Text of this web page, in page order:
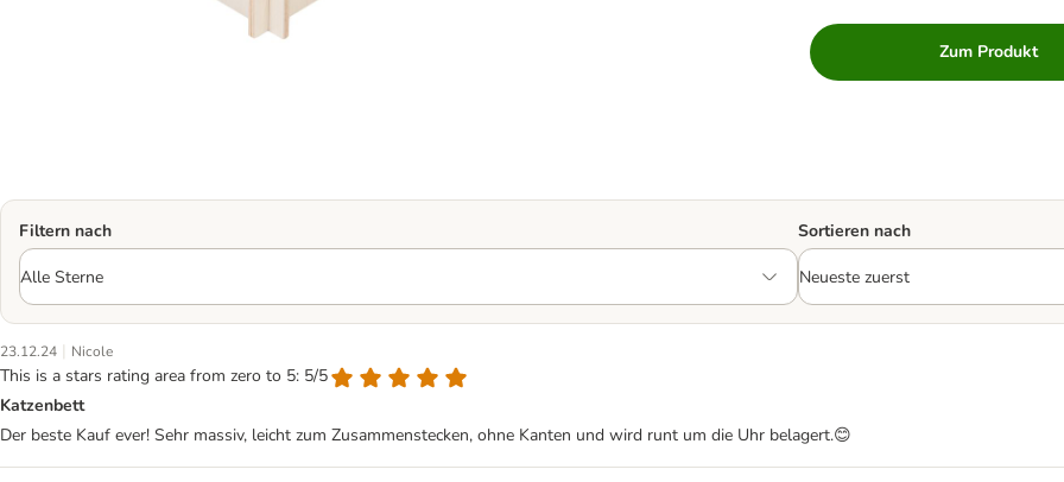
Zum Produkt
Filtern nach Sortieren nach
23.12.24 | Nicole
This is a stars rating area from zero to 5: 5/5
Katzenbett
Der beste Kauf ever! Sehr massiv, leicht zum Zusammenstecken, ohne Kanten und wird runt um die Uhr belagert.😊